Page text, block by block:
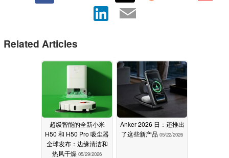
Related Articles
超级智能的全新小米
H50 和 H50 Pro 吸尘器
全球发布：边缘清洁和
热风干燥 05/29/2026
Anker 2026 日：还推出
了这些新产品 05/22/2026